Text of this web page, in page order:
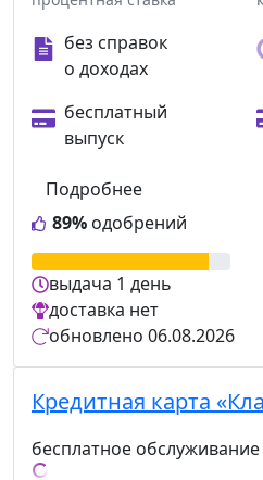
без справок
о доходах
бесплатный
выпуск
89% одобрений
Подробнее
выдача 1 день
доставка нет
обновлено 06.08.2026
Кредитная карта
бесплатное обслуживание